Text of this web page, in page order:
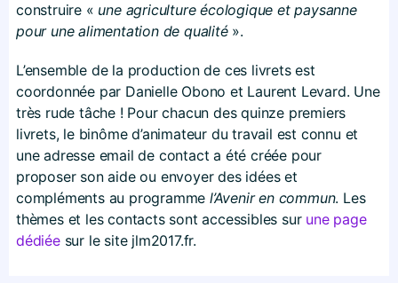
construire « une agriculture écologique et paysanne
pour une alimentation de qualité».
L’ensemble de la production de ces livrets est
coordonnée par Danielle Obono et Laurent Levard. Une
très rude tâche ! Pour chacun des quinze premiers
livrets, le binôme d’animateur du travail est connu et
une adresse email de contact a été créée pour
proposer son aide ou envoyer des idées et
compléments au programme l’Avenir en commun. Les
thèmes et les contacts sont accessibles sur une page
dédiéesur le site jlm2017​.fr.